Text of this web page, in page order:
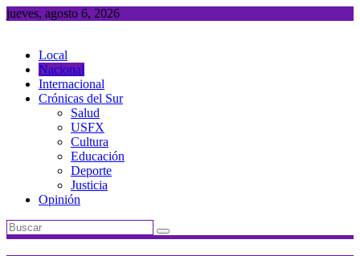
Saltar
jueves, agosto 6, 2026
Local
Nacional
Internacional
Crónicas del Sur
Salud
USFX
Cultura
Educación
Deporte
Justicia
Opinión